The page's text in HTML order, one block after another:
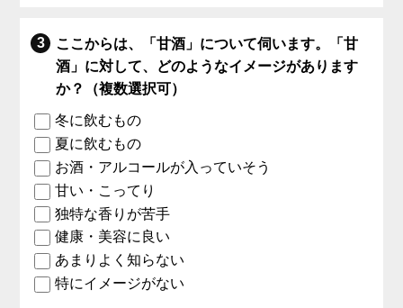
ここからは、「甘酒」について伺います。「甘
酒」に対して、どのようなイメージがあります
か？（複数選択可）
冬に飲むもの
夏に飲むもの
お酒・アルコールが入っていそう
甘い・こってり
独特な香りが苦手
健康・美容に良い
あまりよく知らない
特にイメージがない